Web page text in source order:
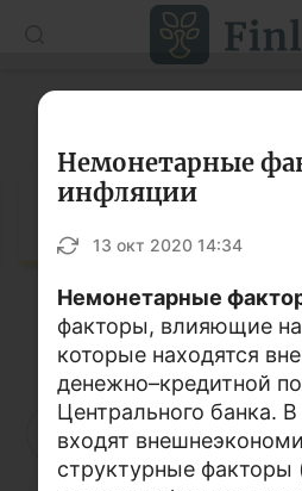
Статьи
Учебные материалы
Глоссарий
Книги по финансовой
Видео
Проекты
Интерактивные
Кириллица
А Б В Г
Немонетарные
инфляции
13 окт 2020 14:34
Немонетарные
факторы, влияющие
которые находятся
денежно–кредитной
Центрального банка. В
входят
структурные факторы